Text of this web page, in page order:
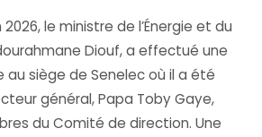
le ministre de l’Énergie et du
Diouf, a effectué une
siège de Senelec où il a été
général, Papa Toby Gaye,
du Comité de direction. Une